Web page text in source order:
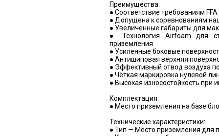
Преимущества:
● Соответствие требованиям
● Допущена к соревнованиям
● Увеличенные габариты для
● Технология Airfoam для
приземления
● Усиленные боковые
● Антишиповая верхняя
● Эффективный отвод воздуха
● Чёткая маркировка нулевой
● Высокая износостойкость при
Комплектация:
● Место приземления на базе
Технические характеристики:
● Тип — Место приземления для